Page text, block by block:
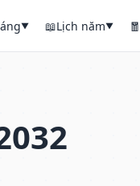
▼ 📖Lịch năm▼ 🧧